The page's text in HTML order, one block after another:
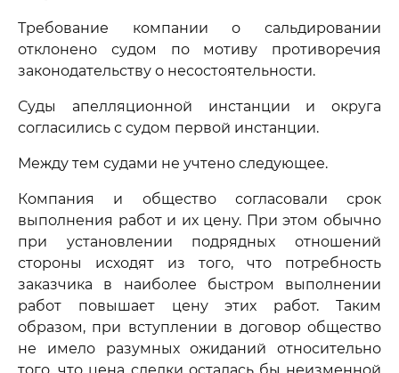
Требование компании о сальдировании
отклонено судом по мотиву противоречия
законодательству о несостоятельности.
Суды апелляционной инстанции и округа
согласились с судом первой инстанции.
Между тем судами не учтено следующее.
Компания и общество согласовали срок
выполнения работ и их цену. При этом обычно
при установлении подрядных отношений
стороны исходят из того, что потребность
заказчика в наиболее быстром выполнении
работ повышает цену этих работ. Таким
образом, при вступлении в договор общество
не имело разумных ожиданий относительно